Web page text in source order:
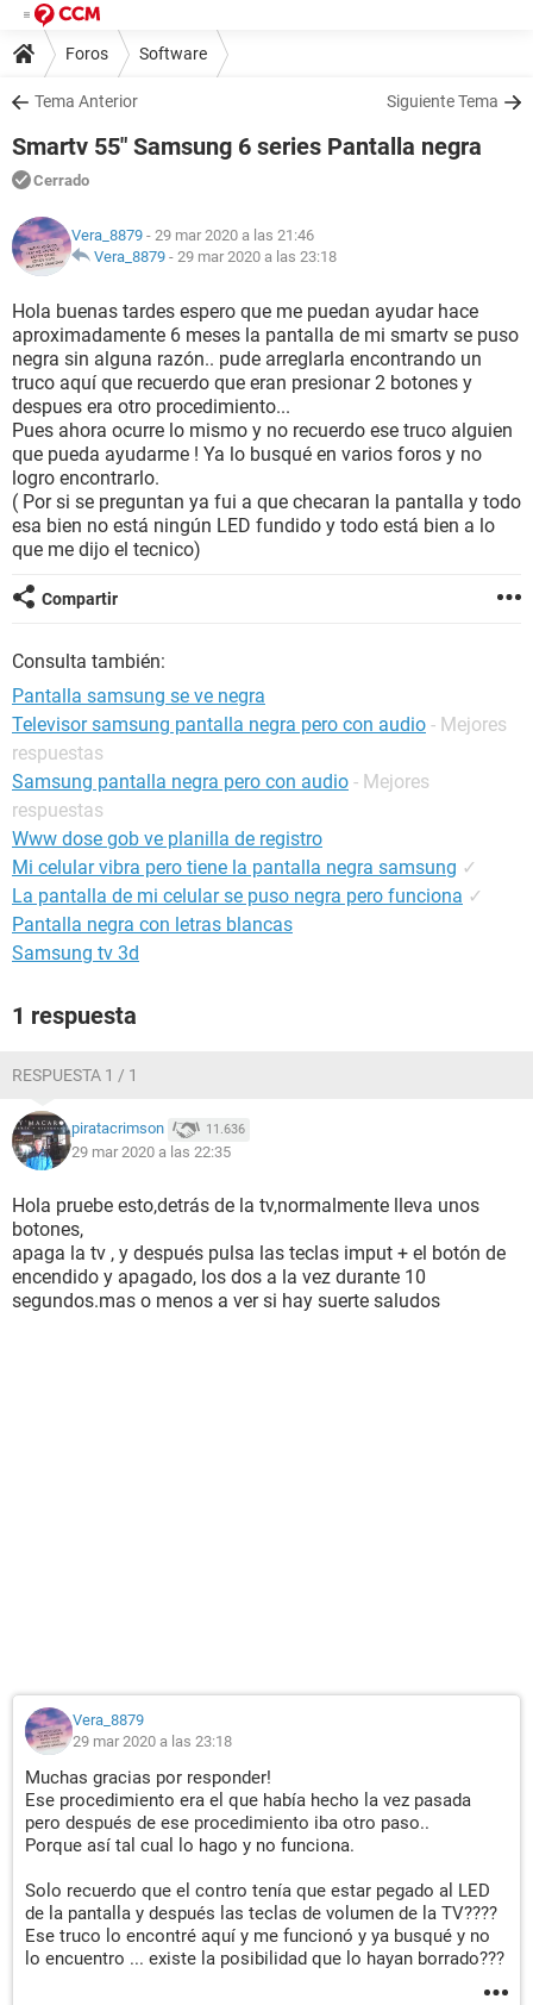
Foros Software
Tema Anterior Siguiente Tema
Smartv 55" Samsung 6 series Pantalla negra
Cerrado
Vera_8879 - 29 mar 2020 a las 21:46
Vera_8879 - 29 mar 2020 a las 23:18
Hola buenas tardes espero que me puedan ayudar hace
aproximadamente 6 meses la pantalla de mi smartv se puso
negra sin alguna razón.. pude arreglarla encontrando un
truco aquí que recuerdo que eran presionar 2 botones y
despues era otro procedimiento...
Pues ahora ocurre lo mismo y no recuerdo ese truco alguien
que pueda ayudarme ! Ya lo busqué en varios foros y no
logro encontrarlo.
( Por si se preguntan ya fui a que checaran la pantalla y todo
esa bien no está ningún LED fundido y todo está bien a lo
que me dijo el tecnico)
Compartir
Consulta también:
Pantalla samsung se ve negra
Televisor samsung pantalla negra pero con audio - Mejores
respuestas
Samsung pantalla negra pero con audio - Mejores
respuestas
Www dose gob ve planilla de registro
Mi celular vibra pero tiene la pantalla negra samsung ✓
La pantalla de mi celular se puso negra pero funciona ✓
Pantalla negra con letras blancas
Samsung tv 3d
1 respuesta
RESPUESTA 1 / 1
piratacrimson 11.636
29 mar 2020 a las 22:35
Hola pruebe esto,detrás de la tv,normalmente lleva unos
botones,
apaga la tv , y después pulsa las teclas imput + el botón de
encendido y apagado, los dos a la vez durante 10
segundos.mas o menos a ver si hay suerte saludos
Vera_8879
29 mar 2020 a las 23:18
Muchas gracias por responder!
Ese procedimiento era el que había hecho la vez pasada
pero después de ese procedimiento iba otro paso..
Porque así tal cual lo hago y no funciona.
Solo recuerdo que el contro tenía que estar pegado al LED
de la pantalla y después las teclas de volumen de la TV????
Ese truco lo encontré aquí y me funcionó y ya busqué y no
lo encuentro ... existe la posibilidad que lo hayan borrado???